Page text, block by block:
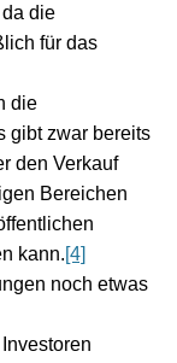
die
für das
die
gibt zwar bereits
den Verkauf
Bereichen
kann.[4]
noch etwas